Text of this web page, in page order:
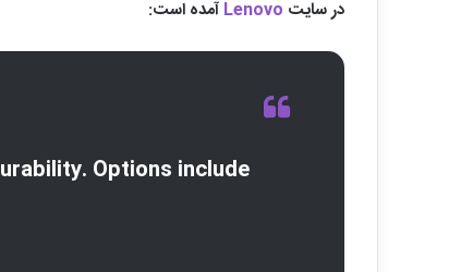
در سایت Lenovo آمده است:
Options include